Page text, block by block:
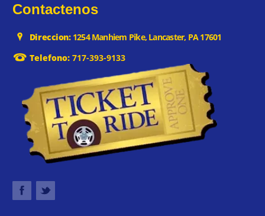
Contactenos
Direccion:1254 Manhiem Pike, Lancaster, PA 17601
Telefono:717-393-9133